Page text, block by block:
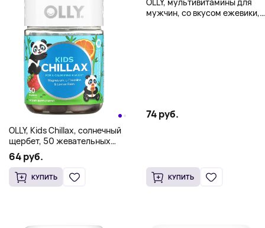
OLLY, Kids Chillax, солнечный
щербет, 50 жевательных
таблеток
64 руб.
КУПИТЬ
мужчин, со вкусом ежевики,
74 руб.
КУПИТЬ